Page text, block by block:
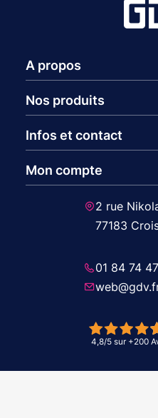
A propos
Nos produits
Infos et contact
Mon compte
2 rue
77183
01 84 74